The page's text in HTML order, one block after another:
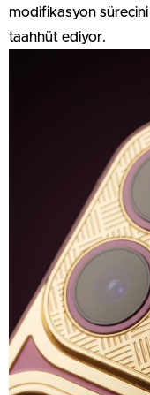
modifikasyon
taahhüt ediyor.